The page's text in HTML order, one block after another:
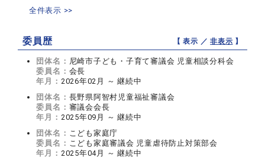
全件表示 >>
委員歴 【 表示 ／非表示 】
団体名： 尼崎市子ども・子育て審議会 児童相談分科会
委員名： 会長
年月： 2026年02月 ～ 継続中
団体名： 長野県阿智村児童福祉審議会
委員名： 審議会会長
年月： 2025年09月 ～ 継続中
団体名： こども家庭庁
委員名： こども家庭審議会 児童虐待防止対策部会
年月： 2025年04月 ～ 継続中